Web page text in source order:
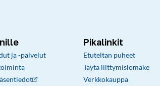
ja -palvelut
Pikalinkit
Etuteltan puheet
Täytä liittymislomake
Verkkokauppa